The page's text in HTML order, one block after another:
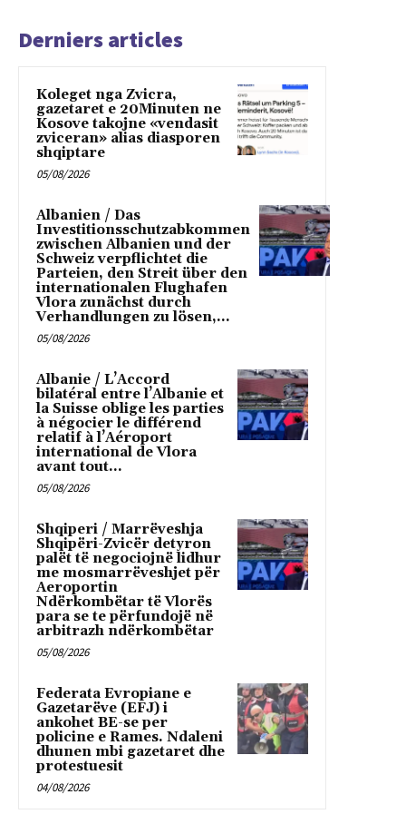
Derniers articles
Koleget nga Zvicra,
gazetaret e 20Minuten ne
Kosove takojne «vendasit
zviceran» alias diasporen
shqiptare
05/08/2026
Albanien / Das
Investitionsschutzabkommen
zwischen Albanien und der
Schweiz verpflichtet die
Parteien, den Streit über den
internationalen Flughafen
Vlora zunächst durch
Verhandlungen zu lösen,...
05/08/2026
Albanie / L’Accord
bilatéral entre l’Albanie et
la Suisse oblige les parties
à négocier le différend
relatif à l’Aéroport
international de Vlora
avant tout...
05/08/2026
Shqiperi / Marrëveshja
Shqipëri-Zvicër detyron
palët të negociojnë lidhur
me mosmarrëveshjet për
Aeroportin
Ndërkombëtar të Vlorës
para se te përfundojë në
arbitrazh ndërkombëtar
05/08/2026
Federata Evropiane e
Gazetarëve (EFJ) i
ankohet BE-se per
policine e Rames. Ndaleni
dhunen mbi gazetaret dhe
protestuesit
04/08/2026